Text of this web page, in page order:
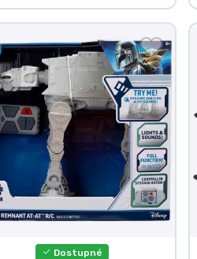
Dostupné
hier
športu
hudby